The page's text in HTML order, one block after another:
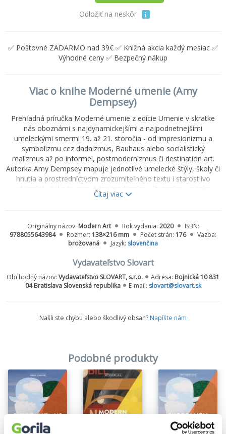
Odložiť na neskôr
✅ Poštovné ZADARMO nad 39€ ✅ Knižná akcia každý mesiac ✅
Výhodné ceny ✅ Bezpečný nákup
Viac o knihe Moderné umenie (Amy
Dempsey)
Prehľadná príručka Moderné umenie z edície Umenie v skratke
nás oboznámi s najdynamickejšími a najpodnetnejšími
umeleckými smermi 19. až 21. storočia - od impresionizmu a
symbolizmu cez dadaizmus, Bauhaus alebo socialistický
realizmus až po informel, postmodernizmus či destination art.
Autorka Amy Dempsey mapuje jednotlivé umelecké štýly, školy či
hnutia a prostredníctvom zrozumiteľného textu i starostlivo
vybraných diel nás sprevádza moderným výtvarným umením.
Jednotlivé kapitoly sú prakticky a prehľadne usporiadané,
a umeleckých zbierok.
Čítaj viac
Originálny názov: Modern Art Rok vydania: 2020
ISBN:
9788055643984
Rozmer: 138×216 mm Počet strán: 176
Väzba:
brožovaná
Jazyk: slovenčina
Vydavateľstvo Slovart
Obchodný názov: Vydavateľstvo SLOVART, s.r.o. Adresa: Bojnická 10 831
04 Bratislava Slovenská republika
E-mail: slovart@slovart.sk
Našli ste chybu alebo škodlivý obsah? Napíšte nám
Podobné produkty